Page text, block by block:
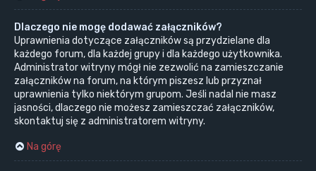
Dlaczego nie mogę dodawać załączników?
Uprawnienia dotyczące załączników są przydzielane dla
każdego forum, dla każdej grupy i dla każdego użytkownika.
Administrator witryny mógł nie zezwolić na zamieszczanie
załączników na forum, na którym piszesz lub przyznał
uprawnienia tylko niektórym grupom. Jeśli nadal nie masz
jasności, dlaczego nie możesz zamieszczać załączników,
skontaktuj się z administratorem witryny.
Na górę